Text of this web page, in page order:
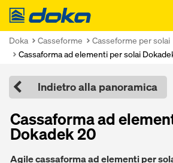
Doka
Doka Casseforme
Casseforme per solai
Cassaforma ad elementi per solai
Indietro alla panoramica
Cassaforma ad
Dokadek 20
Agile cassaforma ad elementi per